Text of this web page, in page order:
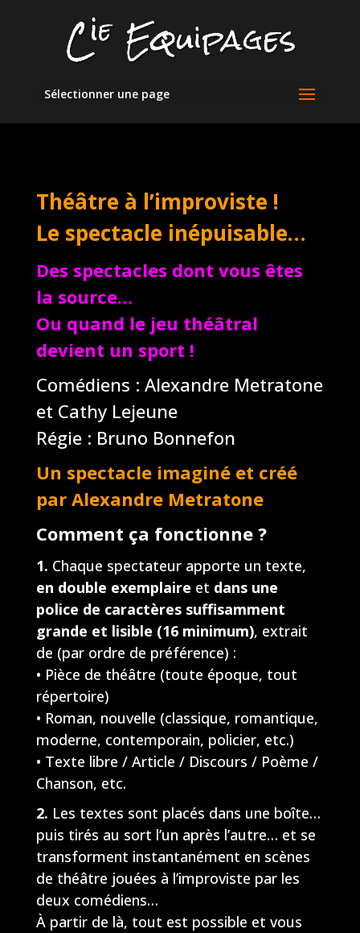
Sélectionner une page
Théâtre à l’improviste !
Le spectacle inépuisable…
Des spectacles dont vous êtes
la source…
Ou quand le jeu théâtral
devient un sport !
Comédiens : Alexandre Metratone
et Cathy Lejeune
Régie : Bruno Bonnefon
Un spectacle imaginé et créé
par Alexandre Metratone
Comment ça fonctionne ?
1. Chaque spectateur apporte un texte,
en double exemplaire et dans une
police de caractères suffisamment
grande et lisible (16 minimum), extrait
de (par ordre de préférence) :
• Pièce de théâtre (toute époque, tout
répertoire)
• Roman, nouvelle (classique, romantique,
moderne, contemporain, policier, etc.)
• Texte libre / Article / Discours / Poème /
Chanson, etc.
2. Les textes sont placés dans une boîte…
puis tirés au sort l’un après l’autre… et se
transforment instantanément en scènes
de théâtre jouées à l’improviste par les
deux comédiens…
À partir de là, tout est possible et vous